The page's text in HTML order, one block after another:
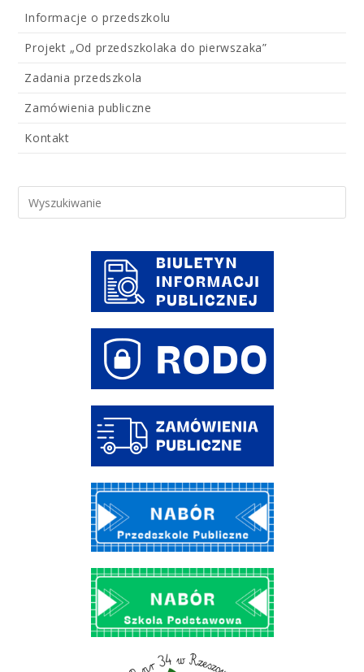
Informacje o przedszkolu
Projekt „Od przedszkolaka do pierwszaka”
Zadania przedszkola
Zamówienia publiczne
Kontakt